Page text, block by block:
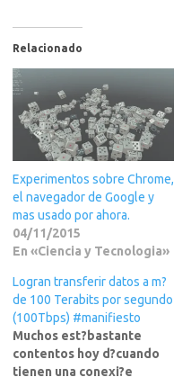
Relacionado
Experimentos sobre Chrome,
el navegador de Google y
mas usado por ahora.
04/11/2015
En «Ciencia y Tecnologia»
Logran transferir datos a m?
de 100 Terabits por segundo
(100Tbps) #manifiesto
Muchos est?bastante
contentos hoy d?cuando
tienen una conexi?e